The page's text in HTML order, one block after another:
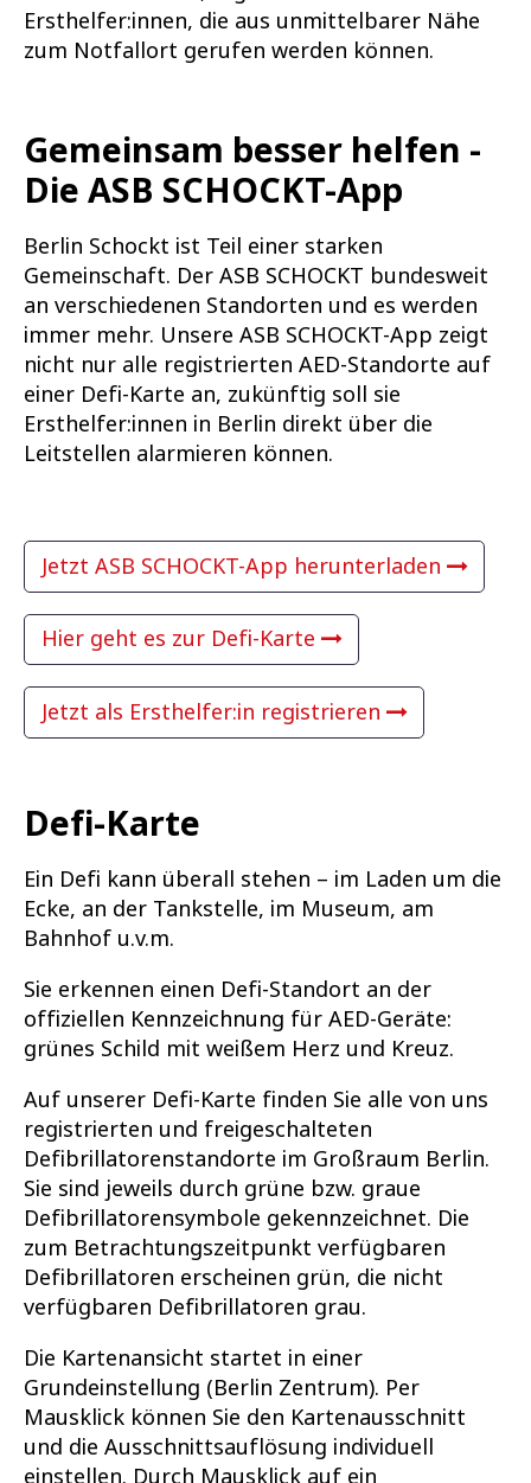
Ersthelfer:innen, die aus unmittelbarer Nähe
zum Notfallort gerufen werden können.
Gemeinsam besser helfen -
Die ASB SCHOCKT-App
Berlin Schockt ist Teil einer starken
Gemeinschaft. Der ASB SCHOCKT bundesweit
an verschiedenen Standorten und es werden
immer mehr. Unsere ASB SCHOCKT-App zeigt
nicht nur alle registrierten AED-Standorte auf
einer Defi-Karte an, zukünftig soll sie
Ersthelfer:innen in Berlin direkt über die
Leitstellen alarmieren können.
Jetzt ASB SCHOCKT-App herunterladen
Hier geht es zur Defi-Karte
Jetzt als Ersthelfer:in registrieren
Defi-Karte
Ein Defi kann überall stehen – im Laden um die
Ecke, an der Tankstelle, im Museum, am
Bahnhof u.v.m.
Sie erkennen einen Defi-Standort an der
offiziellen Kennzeichnung für AED-Geräte:
grünes Schild mit weißem Herz und Kreuz.
Auf unserer Defi-Karte finden Sie alle von uns
registrierten und freigeschalteten
Defibrillatorenstandorte im Großraum Berlin.
Sie sind jeweils durch grüne bzw. graue
Defibrillatorensymbole gekennzeichnet. Die
zum Betrachtungszeitpunkt verfügbaren
Defibrillatoren erscheinen grün, die nicht
verfügbaren Defibrillatoren grau.
Die Kartenansicht startet in einer
Grundeinstellung (Berlin Zentrum). Per
Mausklick können Sie den Kartenausschnitt
und die Ausschnittsauflösung individuell
einstellen. Durch Mausklick auf ein